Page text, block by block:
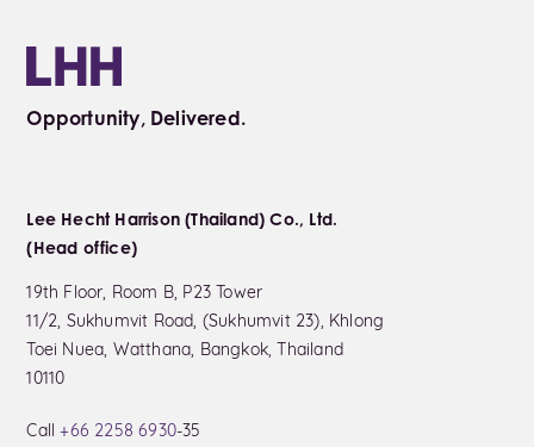
Opportunity, Delivered.
Lee Hecht Harrison (Thailand) Co., Ltd.
(Head office)
19th Floor, Room B, P23 Tower
11/2, Sukhumvit Road, (Sukhumvit 23), Khlong
Toei Nuea, Watthana, Bangkok, Thailand
10110
Call+66 2258 6930-35